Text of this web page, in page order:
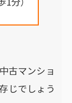
古マンショ
じでしょう